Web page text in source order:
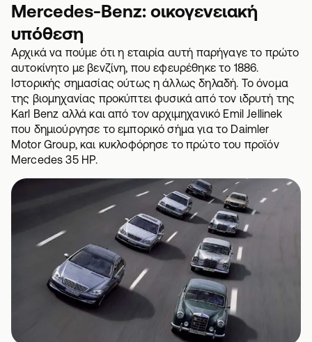
Mercedes-Benz: οικογενειακή
υπόθεση
Αρχικά να πούμε ότι η εταιρία αυτή παρήγαγε το πρώτο
αυτοκίνητο με βενζίνη, που εφευρέθηκε το 1886.
Ιστορικής σημασίας ούτως η άλλως δηλαδή. Το όνομα
της βιομηχανίας προκύπτει φυσικά από τον ιδρυτή της
Karl Benz αλλά και από τον αρχιμηχανικό Emil Jellinek
που δημιούργησε το εμπορικό σήμα για το Daimler
Motor Group, και κυκλοφόρησε το πρώτο του προϊόν
Mercedes 35 HP.